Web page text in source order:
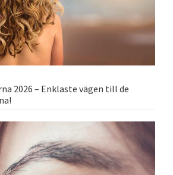
2026 – Enklaste vägen till de